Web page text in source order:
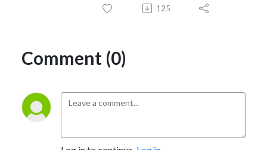
125
Comment (0)